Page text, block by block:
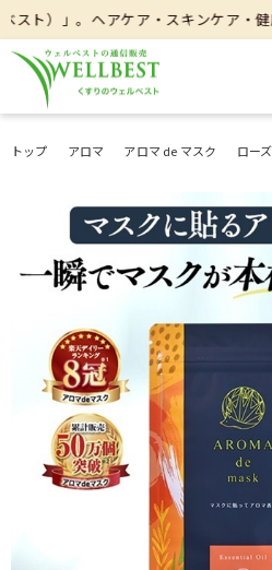
アケア・スキンケア・健康食品・医
トップ アロマ アロマ de マスク ロー